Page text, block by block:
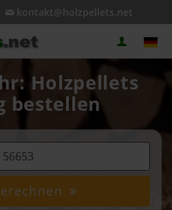
kontakt@holzpellets.net
Holzpellets
bestellen